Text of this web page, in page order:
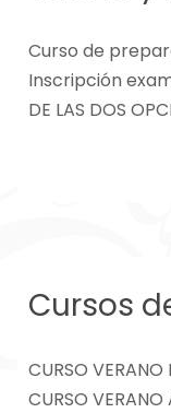
Curso de
Inscripción
DE LAS DOS
Cursos
CURSO VERANO
CURSO VERANO